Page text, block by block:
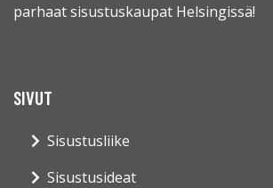
parhaat sisustuskaupat Helsingissä!
SIVUT
Sisustusliike
Sisustusideat